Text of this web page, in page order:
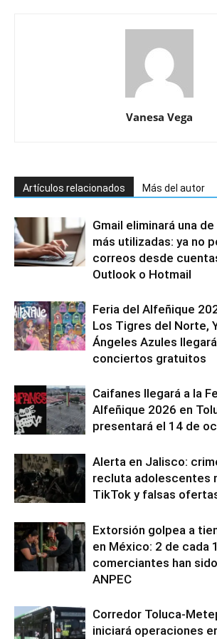
Vanesa Vega
Artículos relacionados Más del autor
Gmail eliminará una
más utilizadas: ya no
correos desde
Outlook o Hotmail
Feria del Alfeñique
Los Tigres del Norte,
Ángeles Azules
conciertos gratuitos
Caifanes llegará a la
Alfeñique 2026 en
presentará el 14 de
Alerta en Jalisco:
recluta adolescentes
TikTok y falsas
Extorsión golpea a
en México: 2 de cada
comerciantes han
ANPEC
Corredor Toluca-
iniciará operaciones